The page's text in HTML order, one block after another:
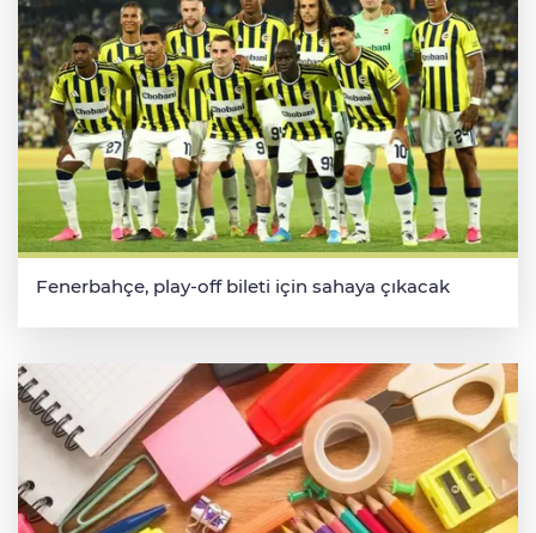
Fenerbahçe, play-off bileti için sahaya çıkacak